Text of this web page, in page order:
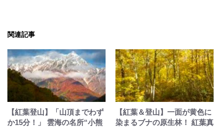
関連記事
【紅葉登山】「山頂までわず
か15分！」 雲海の名所“小熊
【紅葉＆登山】一面が黄色に
染まるブナの原生林！ 紅葉真